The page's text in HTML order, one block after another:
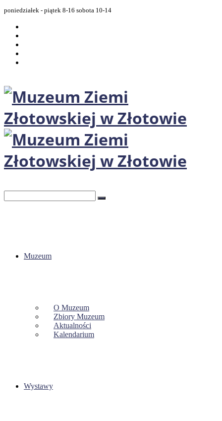
poniedziałek - piątek 8-16 sobota 10-14
Muzeum
O Muzeum
Zbiory Muzeum
Aktualności
Kalendarium
Wystawy